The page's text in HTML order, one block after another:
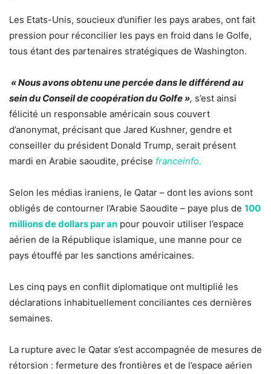
Les Etats-Unis, soucieux d’unifier les pays arabes, ont fait
pression pour réconcilier les pays en froid dans le Golfe,
tous étant des partenaires stratégiques de Washington.
« Nous avons obtenu une percée dans le différend au
sein du Conseil de coopération du Golfe », s’est ainsi
félicité un responsable américain sous couvert
d’anonymat, précisant que Jared Kushner, gendre et
conseiller du président Donald Trump, serait présent
mardi en Arabie saoudite, précise franceinfo.
Selon les médias iraniens, le Qatar – dont les avions sont
obligés de contourner l’Arabie Saoudite – paye plus de 100
millions de dollars par an pour pouvoir utiliser l’espace
aérien de la République islamique, une manne pour ce
pays étouffé par les sanctions américaines.
Les cinq pays en conflit diplomatique ont multiplié les
déclarations inhabituellement conciliantes ces dernières
semaines.
La rupture avec le Qatar s’est accompagnée de mesures de
rétorsion : fermeture des frontières et de l’espace aérien